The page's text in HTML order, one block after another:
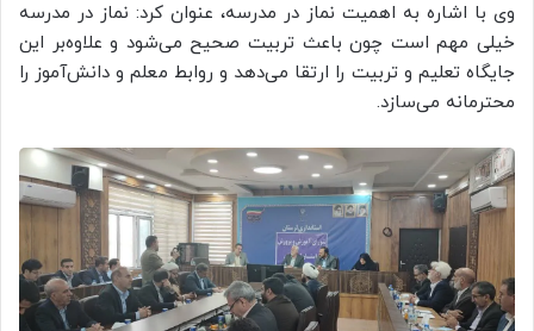
وی با اشاره به اهمیت نماز در مدرسه، عنوان کرد: نماز در مدرسه
خیلی مهم است چون باعث تربیت صحیح می‌شود و علاوه‌بر این
جایگاه تعلیم و تربیت را ارتقا می‌دهد و روابط معلم و دانش‌آموز را
محترمانه می‌سازد.